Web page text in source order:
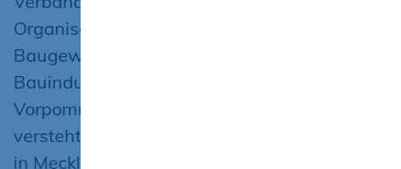
Organisationen. Durch die Fusion des
Baugewerbeverbandes und des
Bauindustrieverbandes Mecklenburg-
Vorpommern wurde er 2008 gebildet. Er
versteht sich als Vertreter der Bauwirtschaft
in Mecklenburg-Vorpommern.